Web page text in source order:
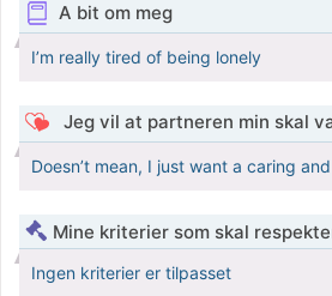
A bit om meg
I’m really tired of being lonely
Jeg vil at partneren min skal
Doesn’t mean, I just want a caring
Mine kriterier som skal
Ingen kriterier er tilpasset